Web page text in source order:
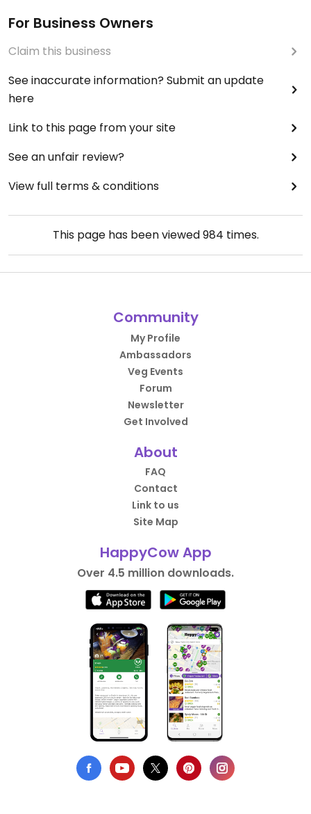
For Business Owners
Claim this business
See inaccurate information? Submit an update
here
Link to this page from your site
See an unfair review?
View full terms & conditions
This page has been viewed984 times.
Community
My Profile
Ambassadors
Veg Events
Forum
Newsletter
Get Involved
About
FAQ
Contact
Link to us
Site Map
HappyCow App
Over 4.5 million downloads.